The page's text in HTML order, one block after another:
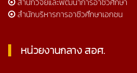
สำนักบริหารการอาชีวศึกษาเอกชน
หน่วยงานกลาง สอศ.